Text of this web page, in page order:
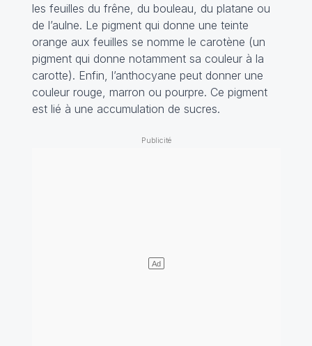
les feuilles du frêne, du bouleau, du platane ou
de l’aulne. Le pigment qui donne une teinte
orange aux feuilles se nomme le carotène (un
pigment qui donne notamment sa couleur à la
carotte). Enfin, l’anthocyane peut donner une
couleur rouge, marron ou pourpre. Ce pigment
est lié à une accumulation de sucres.